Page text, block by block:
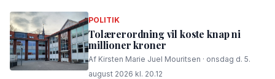
POLITIK
Tolærerordning vil koste knap ni
millioner kroner
Af Kirsten Marie Juel Mouritsen · onsdag d. 5.
august 2026 kl. 20.12